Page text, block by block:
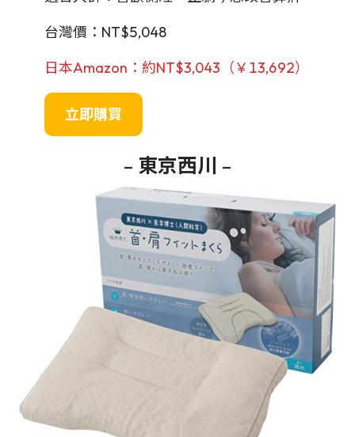
台灣價：NT$5,048
日本Amazon：約NT$3,043（￥13,692）
立即購買
– 東京西川 –